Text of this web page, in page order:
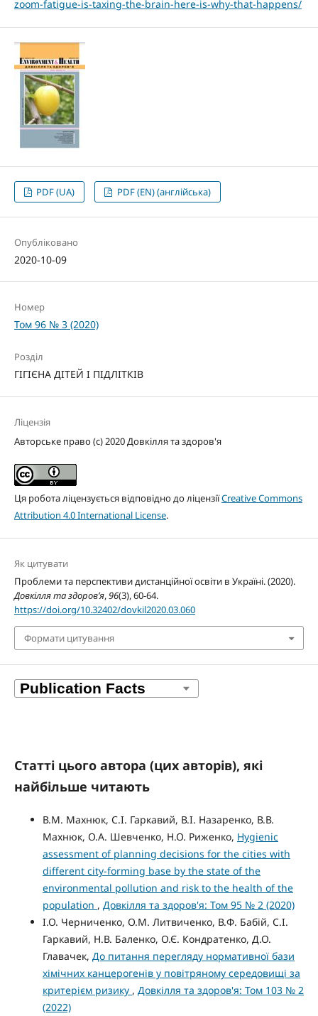
zoom-fatigue-is-taxing-the-brain-here-is-why-that-happens/
PDF (UA) PDF (EN) (англійська)
Опубліковано
2020-10-09
Номер
Том 96 № 3 (2020)
Розділ
ГІГІЄНА ДІТЕЙ І ПІДЛІТКІВ
Ліцензія
Авторське право (c) 2020 Довкілля та здоров'я
Ця робота ліцензується відповідно до ліцензіїCreative Commons
Attribution 4.0 International License.
Як цитувати
Проблеми та перспективи дистанційної освіти в Україні. (2020).
Довкілля та здоров’я, 96(3), 60-64.
https://doi.org/10.32402/dovkil2020.03.060
Формати цитування
Статті цього автора (цих авторів), які
найбільше читають
В.М. Махнюк, С.І. Гаркавий, В.І. Назаренко, В.В.
Махнюк, О.А. Шевченко, Н.О. Риженко, Hygienic
assessment of planning decisions for the cities with
different city-forming base by the state of the
environmental pollution and risk to the health of the
population , Довкілля та здоров'я: Том 95 № 2 (2020)
І.О. Черниченко, О.М. Литвиченко, В.Ф. Бабій, С.І.
Гаркавий, Н.В. Баленко, О.Є. Кондратенко, Д.О.
Главачек, До питання перегляду нормативної бази
хімічних канцерогенів у повітряному середовищі за
критерієм ризику , Довкілля та здоров'я: Том 103 № 2
(2022)